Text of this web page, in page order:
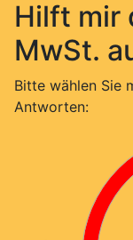
Hilft mir
MwSt.
Bitte wählen Sie
Antworten: